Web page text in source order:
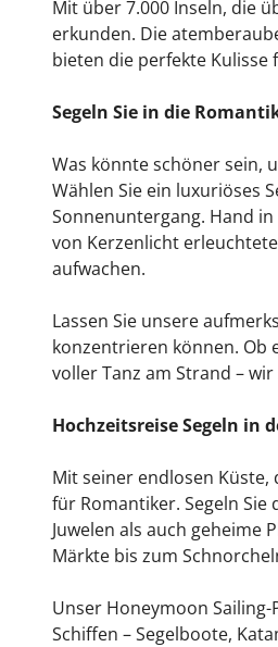
Mit über 7.000 Inseln, die
erkunden. Die
bieten die perfekte Kulisse
Segeln Sie in die
Was könnte schöner sein,
Wählen Sie ein luxuriöses
Sonnenuntergang. Hand
von Kerzenlicht
aufwachen.
Lassen Sie unsere
konzentrieren können. Ob
voller Tanz am Strand –
Hochzeitsreise Segeln in
Mit seiner endlosen
für Romantiker. Segeln
Juwelen als auch geheime
Märkte bis zum
Unser Honeymoon
Schiffen – Segelboote,